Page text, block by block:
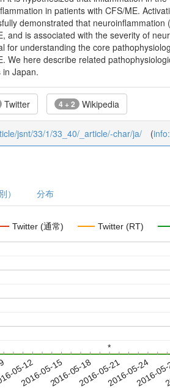
in patients with CFS/ME.
demonstrated that
and is associated with the severity of
for understanding the core
We here describe related
in Japan.
Twitter 4 + 2 Wikipedia
jsnt/33/1/33_40/_article/-char/ja/ (
） 分布
Twitter (通常) Twitter (RT)
05-12
2016-05-152016-05-182016-05-212016-05-24
2016-
*
*